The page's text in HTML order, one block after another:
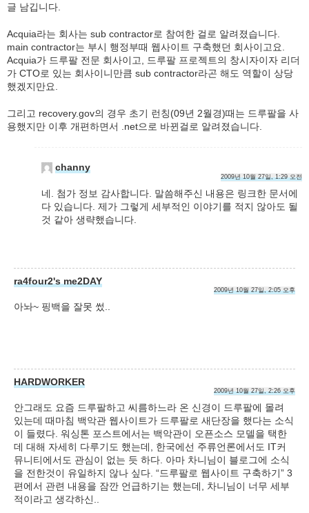
글 남깁니다.
Acquia라는 회사는 sub contractor로 참여한 걸로 알려졌습니다.
main contractor는 부시 행정부때 웹사이트 구축했던 회사이고요.
Acquia가 드루팔 전문 회사이고, 드루팔 프로젝트의 창시자이자 리더
가 CTO로 있는 회사이니만큼 sub contractor라곤 해도 역할이 상당
했겠지만요.
그리고 recovery.gov의 경우 초기 런칭(09년 2월경)때는 드루팔을 사
용했지만 이후 개편하면서 .net으로 바뀐걸로 알려졌습니다.
channy
2009년 10월 27일, 1:29 오전
네. 첨가 정보 감사합니다. 말씀해주신 내용은 링크한 문서에
다 있습니다. 제가 그렇게 세부적인 이야기를 적지 않아도 될
것 같아 생략했습니다.
ra4four2's me2DAY
2009년 10월 27일, 2:05 오후
아놔~ 핑백을 잘못 썼..
HARDWORKER
2009년 10월 27일, 2:26 오후
안그래도 요즘 드루팔하고 씨름하느라 온 신경이 드루팔에 몰려
있는데 때마침 백악관 웹사이트가 드루팔로 새단장을 했다는 소식
이 들렸다. 워싱톤 포스트에서는 백악관이 오픈소스 모델을 택한
데 대해 자세히 다루기도 했는데, 한국에선 주류언론에서도 IT커
뮤니티에서도 관심이 없는 듯 하다. 아마 차니님이 블로그에 소식
을 전한것이 유일하지 않나 싶다. “드루팔로 웹사이트 구축하기” 3
편에서 관련 내용을 잠깐 언급하기는 했는데, 차니님이 너무 세부
적이라고 생각하신..